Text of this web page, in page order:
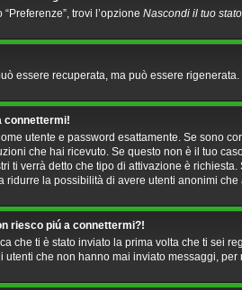
trovi l’opzione Nascondi il tuo
essere recuperata, ma può essere
connettermi!
utente e password esattamente. Se sono
che hai ricevuto. Se questo non è il tuo
ti verrà detto che tipo di attivazione è
ridurre la possibilità di avere utenti anonimi
riesco piú a connettermi?!
che ti è stato inviato la prima volta che ti sei
utenti che non hanno mai inviato messaggi,